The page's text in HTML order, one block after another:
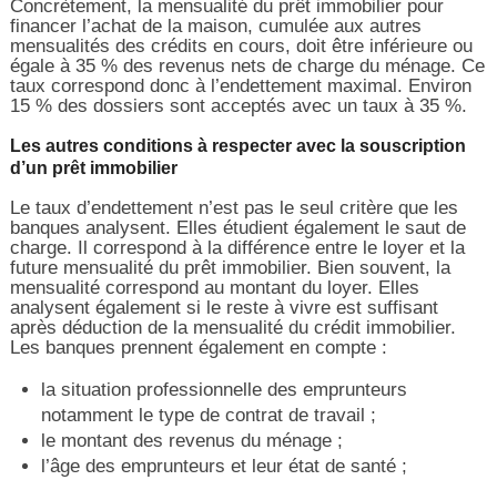
Concrètement, la mensualité du prêt immobilier pour
financer l’achat de la maison, cumulée aux autres
mensualités des crédits en cours, doit être inférieure ou
égale à 35 % des revenus nets de charge du ménage. Ce
taux correspond donc à l’endettement maximal. Environ
15 % des dossiers sont acceptés avec un taux à 35 %.
Les autres conditions à respecter avec la souscription
d’un prêt immobilier
Le taux d’endettement n’est pas le seul critère que les
banques analysent. Elles étudient également le saut de
charge. Il correspond à la différence entre le loyer et la
future mensualité du prêt immobilier. Bien souvent, la
mensualité correspond au montant du loyer. Elles
analysent également si le reste à vivre est suffisant
après déduction de la mensualité du crédit immobilier.
Les banques prennent également en compte :
la situation professionnelle des emprunteurs
notamment le type de contrat de travail ;
le montant des revenus du ménage ;
l’âge des emprunteurs et leur état de santé ;